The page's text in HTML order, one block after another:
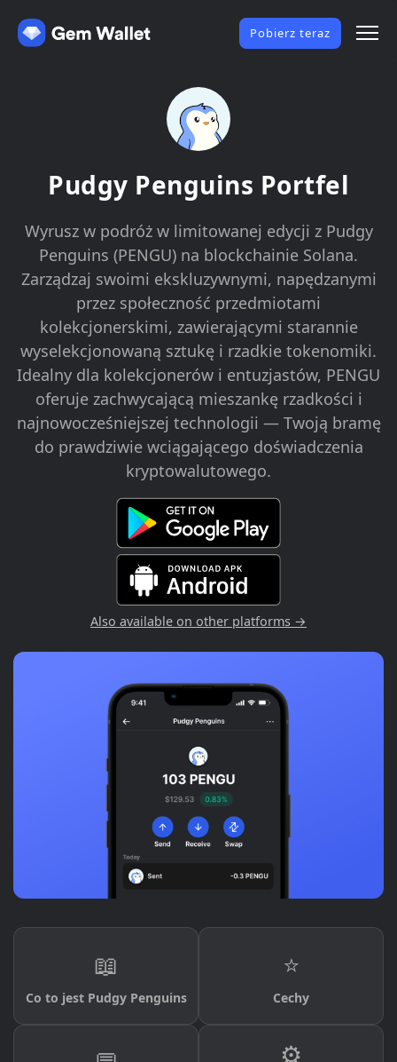
Pobierz teraz
Pudgy Penguins Portfel
Wyrusz w podróż w limitowanej edycji z Pudgy
Penguins (PENGU) na blockchainie Solana.
Zarządzaj swoimi ekskluzywnymi, napędzanymi
przez społeczność przedmiotami
kolekcjonerskimi, zawierającymi starannie
wyselekcjonowaną sztukę i rzadkie tokenomiki.
Idealny dla kolekcjonerów i entuzjastów, PENGU
oferuje zachwycającą mieszankę rzadkości i
najnowocześniejszej technologii — Twoją bramę
do prawdziwie wciągającego doświadczenia
kryptowalutowego.
Also available on other platforms →
📖
Co to jest Pudgy Penguins
⭐
Cechy
⚙️